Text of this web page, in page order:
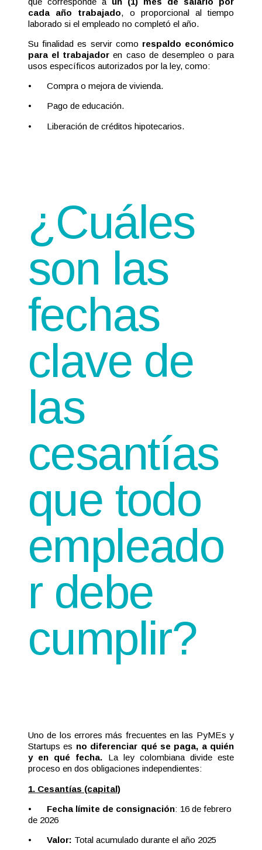
cada año trabajado, o proporcional al tiempo
laborado si el empleado no completó el año.
Su finalidad es servir como respaldo económico
para el trabajador en caso de desempleo o para
usos específicos autorizados por la ley, como:
• Compra o mejora de vivienda.
• Pago de educación.
• Liberación de créditos hipotecarios.
¿Cuáles
son las
fechas
clave de
las
cesantías
que todo
empleado
r debe
cumplir?
Uno de los errores más frecuentes en las PyMEs y
Startups es no diferenciar qué se paga, a quién
y en qué fecha. La ley colombiana divide este
proceso en dos obligaciones independientes:
1. Cesantías (capital)
• Fecha límite de consignación: 16 de febrero
de 2026
• Valor: Total acumulado durante el año 2025